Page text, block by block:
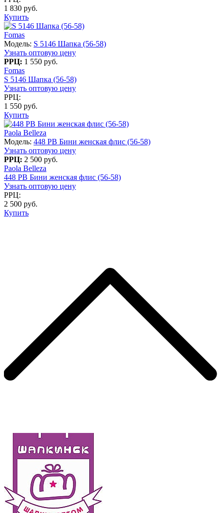
1 830 руб.
Купить
Fomas
Модель: S 5146 Шапка (56-58)
Узнать оптовую цену
РРЦ: 1 550 руб.
Fomas
S 5146 Шапка (56-58)
Узнать оптовую цену
РРЦ:
1 550 руб.
Купить
Paola Belleza
Модель: 448 PB Бини женская флис (56-58)
Узнать оптовую цену
РРЦ: 2 500 руб.
Paola Belleza
448 PB Бини женская флис (56-58)
Узнать оптовую цену
РРЦ:
2 500 руб.
Купить